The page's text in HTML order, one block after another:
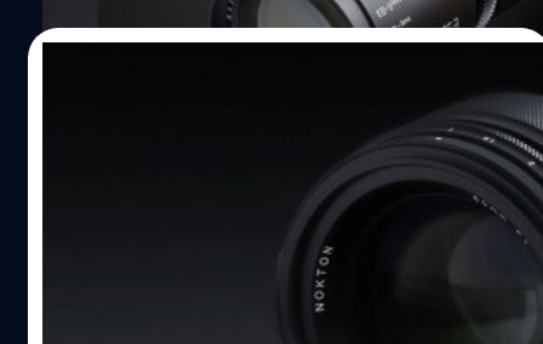
เปิดตัว Voigtlander Nokton 50mm F1
Aspherical เลนส์มือหมุนสุดไวแสง เมาท์
ค่าย Cosina ประกาศเปิดตัวเลนส์มือหมุนรุ่นใหม่ 'Voigtlander
Nokton 50mm F1 Aspherical' กับช่วง Normal ไวแสงสูง
สำหรับกล้องฟูลเฟรมมิเรอร์เลส Sony E-mount โดยเฉพาะ!